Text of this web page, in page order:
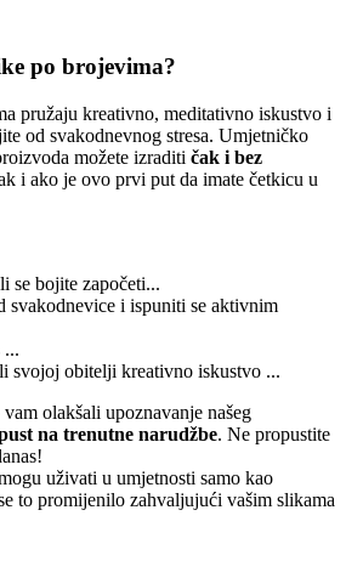
po brojevima?
pružaju kreativno, meditativno iskustvo i
od svakodnevnog stresa. Umjetničko
možete izraditi čak i bez
i ako je ovo prvi put da imate četkicu u
se bojite započeti...
svakodnevice i ispuniti se aktivnim
...
svojoj obitelji kreativno iskustvo ...
olakšali upoznavanje našeg
na trenutne narudžbe. Ne propustite
uživati u umjetnosti samo kao
to promijenilo zahvaljujući vašim slikama